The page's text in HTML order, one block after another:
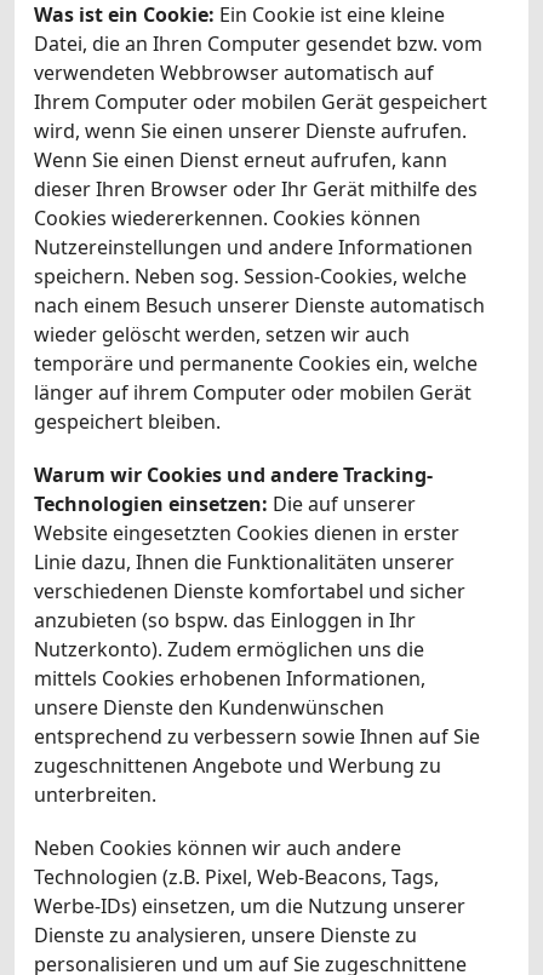
Was ist ein Cookie: Ein Cookie ist eine kleine
Datei, die an Ihren Computer gesendet bzw. vom
verwendeten Webbrowser automatisch auf
Ihrem Computer oder mobilen Gerät gespeichert
wird, wenn Sie einen unserer Dienste aufrufen.
Wenn Sie einen Dienst erneut aufrufen, kann
dieser Ihren Browser oder Ihr Gerät mithilfe des
Cookies wiedererkennen. Cookies können
Nutzereinstellungen und andere Informationen
speichern. Neben sog. Session-Cookies, welche
nach einem Besuch unserer Dienste automatisch
wieder gelöscht werden, setzen wir auch
temporäre und permanente Cookies ein, welche
länger auf ihrem Computer oder mobilen Gerät
gespeichert bleiben.
Warum wir Cookies und andere Tracking-
Technologien einsetzen: Die auf unserer
Website eingesetzten Cookies dienen in erster
Linie dazu, Ihnen die Funktionalitäten unserer
verschiedenen Dienste komfortabel und sicher
anzubieten (so bspw. das Einloggen in Ihr
Nutzerkonto). Zudem ermöglichen uns die
mittels Cookies erhobenen Informationen,
unsere Dienste den Kundenwünschen
entsprechend zu verbessern sowie Ihnen auf Sie
zugeschnittenen Angebote und Werbung zu
unterbreiten.
Neben Cookies können wir auch andere
Technologien (z.B. Pixel, Web-Beacons, Tags,
Werbe-IDs) einsetzen, um die Nutzung unserer
Dienste zu analysieren, unsere Dienste zu
personalisieren und um auf Sie zugeschnittene